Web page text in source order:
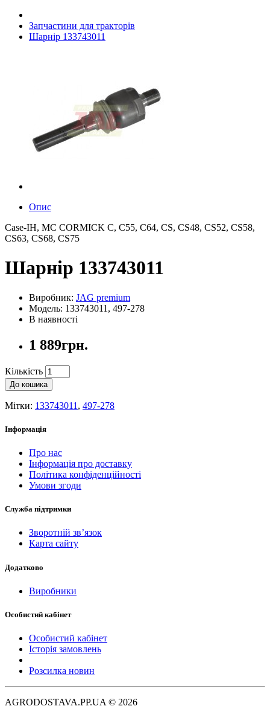
Запчастини для тракторів
Шарнір 133743011
Опис
Case-IH, MC CORMICK C, C55, C64, CS, CS48, CS52, CS58,
CS63, CS68, CS75
Шарнір 133743011
Виробник: JAG premium
Модель: 133743011, 497-278
В наявності
1 889грн.
Кількість
До кошика
Мітки: 133743011 , 497-278
Інформація
Про нас
Інформація про доставку
Політика конфіденційності
Умови згоди
Служба підтримки
Зворотній зв’язок
Карта сайту
Додатково
Виробники
Особистий кабінет
Особистий кабінет
Історія замовлень
Розсилка новин
AGRODOSTAVA.PP.UA © 2026